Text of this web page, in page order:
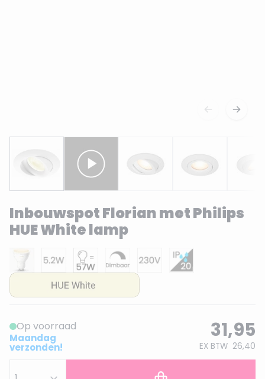
Inbouwspot Florian met Philips
HUE White lamp
Op voorraad
Maandag
verzonden!
31,95
EX BTW 26,40